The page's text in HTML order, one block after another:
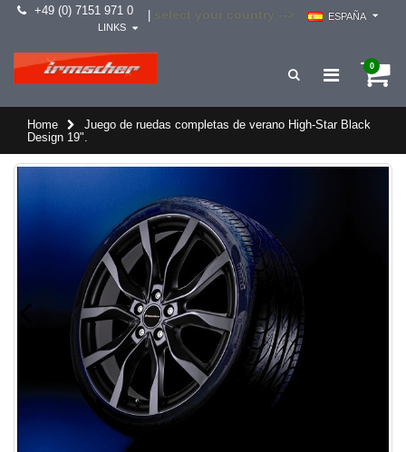
+49 (0) 7151 971 0
ESPAÑA
LINKS
0
Home
Juego de ruedas completas de verano High-Star Black
Design 19".